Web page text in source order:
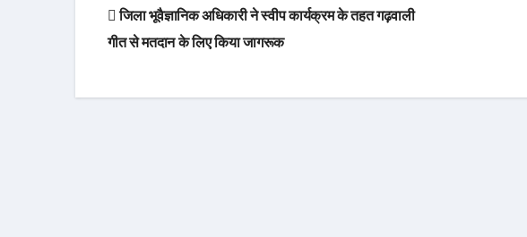
navigation
जिला भूवैज्ञानिक अधिकारी ने स्वीप कार्यक्रम के तहत गढ़वाली
गीत से मतदान के लिए किया जागरूक